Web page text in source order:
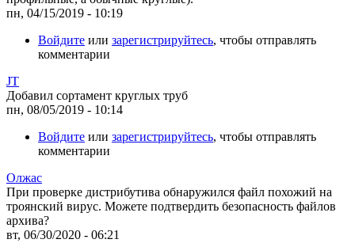
пн, 04/15/2019 - 10:19
Войдите или зарегистрируйтесь, чтобы отправлять
комментарии
JT
Добавил сортамент круглых труб
пн, 08/05/2019 - 10:14
Войдите или зарегистрируйтесь, чтобы отправлять
комментарии
Олжас
При проверке дистрибутива обнаружился файл похожий на
троянский вирус. Можете подтвердить безопасность файлов
архива?
вт, 06/30/2020 - 06:21